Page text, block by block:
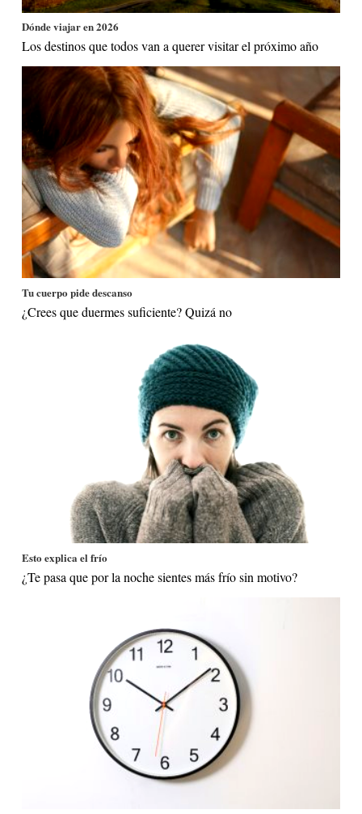
Dónde viajar en 2026
Los destinos que todos van a querer visitar el próximo año
Tu cuerpo pide descanso
¿Crees que duermes suficiente? Quizá no
Esto explica el frío
¿Te pasa que por la noche sientes más frío sin motivo?